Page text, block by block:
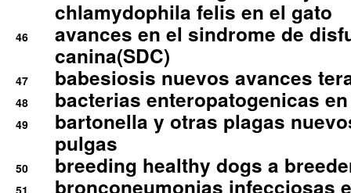
chlamydophila felis en el gato
46
avances en el sindrome de
canina(SDC)
47 babesiosis nuevos avances
48 bacterias enteropatogenicas
49
bartonella y otras plagas
pulgas
50 breeding healthy dogs a
bronconeumonias infecciosas